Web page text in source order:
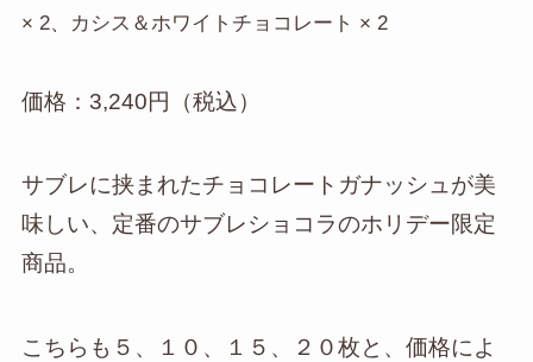
× 2、カシス＆ホワイトチョコレート × 2
価格：3,240円（税込）
サブレに挟まれたチョコレートガナッシュが美
味しい、定番のサブレショコラのホリデー限定
商品。
こちらも５、１０、１５、２０枚と、価格によ